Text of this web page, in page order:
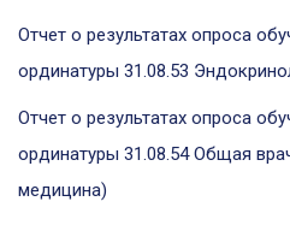
Отчет о результатах опроса
ординатуры 31.08.53
Отчет о результатах опроса
ординатуры 31.08.54 Общая
медицина)